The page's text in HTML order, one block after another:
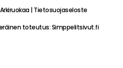
| Tietosuojaseloste
toteutus:Simppelitsivut.fi